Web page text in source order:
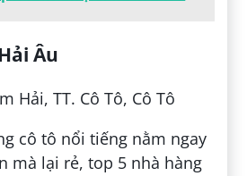
Âu
Hải, TT. Cô Tô, Cô Tô